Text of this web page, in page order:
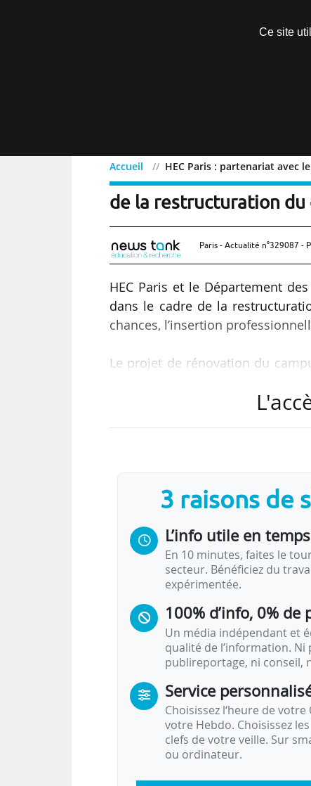
Accueil HEC Paris : partenariat avec
HEC Paris : partenariat
de la restructuration du
Paris - Actualité n°329087 -
HEC Paris et le Département
dans le cadre de la
chances, l’insertion
Le projet de rénovation du
économique de son territoire,
Le budget dédié à la
tant qu’AMO, aura choisi un…
3 raisons de
L’info utile en
En 10 minutes, faites le
secteur. Bénéficiez du
expérimentée.
100% d’info, 0% de
Un média indépendant et
qualité de l’information. Ni
publireportage, ni conseil,
Service
Choisissez l‘heure de
votre Hebdo. Choisissez
clefs de votre veille. Sur
ou ordinateur.
Ce site